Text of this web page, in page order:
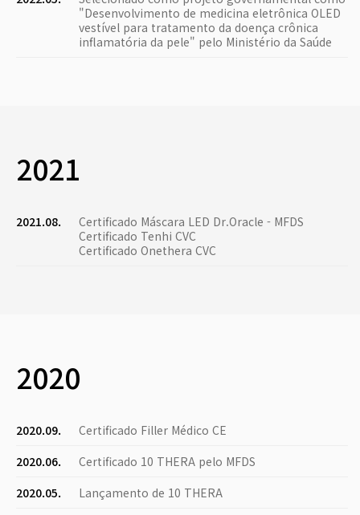
"Desenvolvimento de medicina eletrônica OLED
vestível para tratamento da doença crônica
inflamatória da pele" pelo Ministério da Saúde
2021
2021.08.
Certificado Máscara LED Dr.Oracle - MFDS
Certificado Tenhi CVC
Certificado Onethera CVC
2020
2020.09.
Certificado Filler Médico CE
2020.06.
Certificado 10 THERA pelo MFDS
2020.05.
Lançamento de 10 THERA